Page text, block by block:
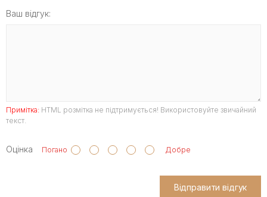
Ваш відгук:
Примітка: HTML розмітка не підтримується! Використовуйте звичайний
текст.
Оцінка Погано Добре
Відправити відгук